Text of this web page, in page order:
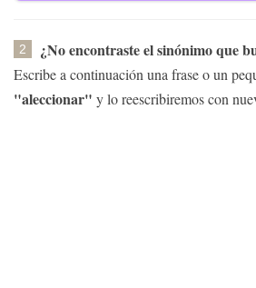
2 ¿No encontraste el sinónimo que
Escribe a continuación una frase o un
"aleccionar" y lo reescribiremos con